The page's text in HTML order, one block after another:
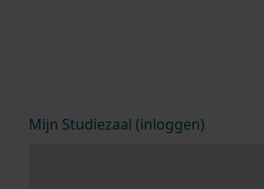
Mijn Studiezaal (inloggen)